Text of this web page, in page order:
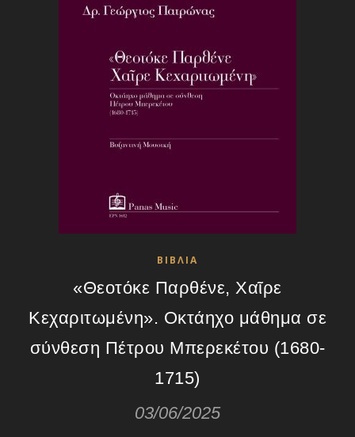
ΒΙΒΛΙΑ
«Θεοτόκε Παρθένε, Χαῖρε
Κεχαριτωμένη». Οκτάηχο μάθημα σε
σύνθεση Πέτρου Μπερεκέτου (1680-
1715)
03/06/2025